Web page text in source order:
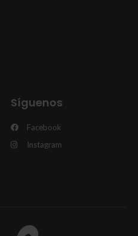
Síguenos
Facebook
Instagram